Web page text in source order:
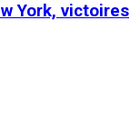
York, victoires